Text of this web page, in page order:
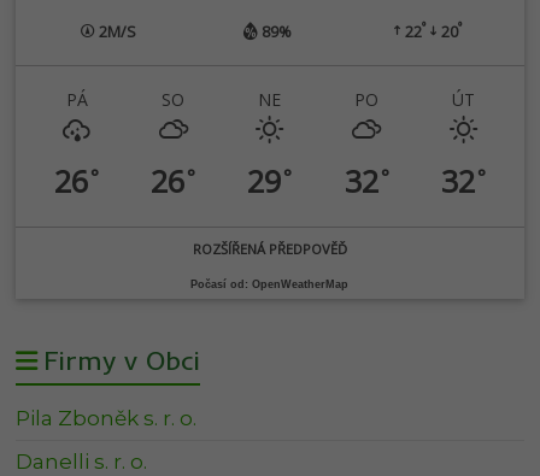
2M/S 89% 22° 20°
PÁ
26°
SO
26°
NE
29°
PO
32°
ÚT
32°
ROZŠÍŘENÁ PŘEDPOVĚĎ
Počasí od: OpenWeatherMap
Firmy v Obci
Pila Zboněk s. r. o.
Danelli s. r. o.